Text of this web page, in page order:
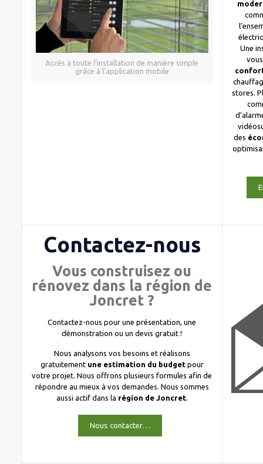
Accès à toute l’installation de manière simple
grâce à l’application mobile
Une
stores.
des
Contactez-nous
Vous construisez ou
rénovez dans la région de
Joncret ?
Contactez-nous pour une présentation, une
démonstration ou un devis gratuit !
Nous analysons vos besoins et réalisons
gratuitement une estimation du budgetpour
votre projet. Nous offrons plusieurs formules afin de
répondre au mieux à vos demandes. Nous sommes
aussi actif dans la région de Joncret.
Nous contacter…